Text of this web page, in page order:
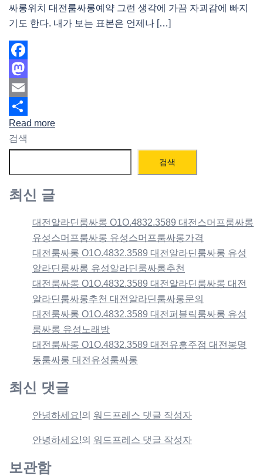
싸롱위치 대전룸싸롱예약 그런 생각에 가끔 자괴감에 빠지
기도 한다. 내가 보는 표본은 언제나 […]
Facebook
Mastodon
Email
Share
Read more
검색
검색
최신 글
대전알라딘룸싸롱 O1O.4832.3589 대전스머프룸싸롱
유성스머프룸싸롱 유성스머프룸싸롱가격
대전룸싸롱 O1O.4832.3589 대전알라딘룸싸롱 유성
알라딘룸싸롱 유성알라딘룸싸롱추천
대전룸싸롱 O1O.4832.3589 대전알라딘룸싸롱 대전
알라딘룸싸롱추천 대전알라딘룸싸롱문의
대전룸싸롱 O1O.4832.3589 대전퍼블릭룸싸롱 유성
룸싸롱 유성노래방
대전룸싸롱 O1O.4832.3589 대전유흥주점 대전봉명
동룸싸롱 대전유성룸싸롱
최신 댓글
안녕하세요!의 워드프레스 댓글 작성자
안녕하세요!의 워드프레스 댓글 작성자
보관함